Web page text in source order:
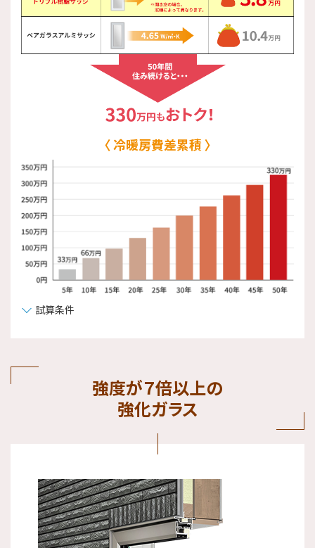
冷暖房費差累積
試算条件
強度が７倍以上の
強化ガラス